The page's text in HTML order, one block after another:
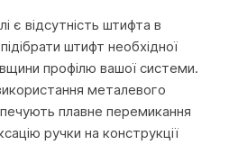
є відсутність штифта в
штифт необхідної
профілю вашої системи.
металевого
плавне перемикання
ручки на конструкції